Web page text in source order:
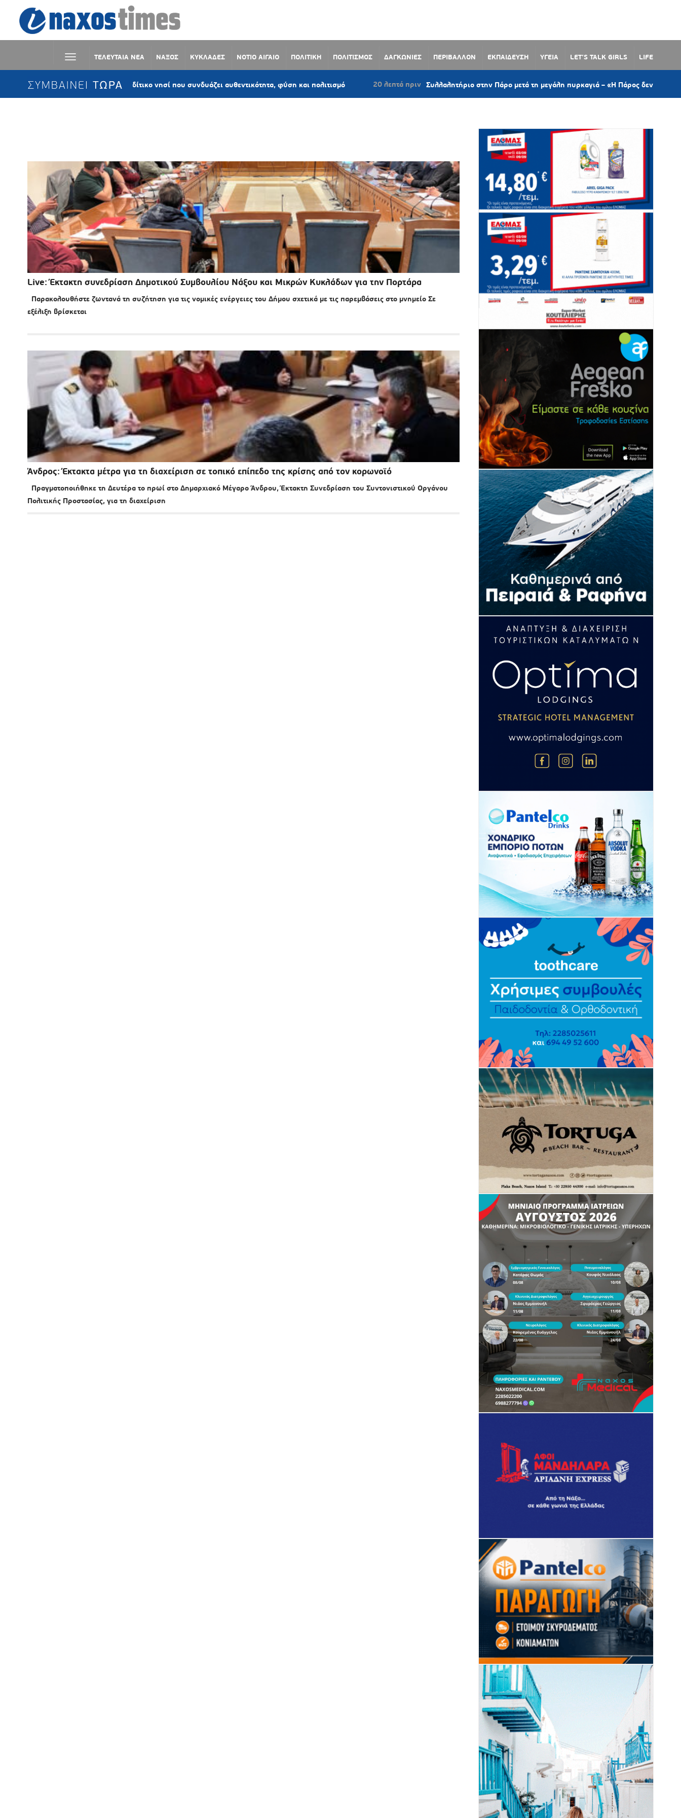
ΤΕΛΕΥΤΑΙΑ ΝΕΑ ΝΑΞΟΣ ΚΥΚΛΑΔΕΣ ΝΟΤΙΟ ΑΙΓΑΙΟ ΠΟΛΙΤΙΚΗ ΠΟΛΙΤΙΣΜΟΣ ΔΑΓΚΩΝΙΕΣ ΠΕΡΙΒΑΛΛΟΝ ΕΚΠΑΙΔΕΥΣΗ ΥΓΕΙΑ LET’S TALK GIRLS LIFE
ΣΥΜΒΑΙΝΕΙ ΤΩΡΑ
Άνδρος: Το κυκλαδίτικο νησί που συνδυάζει αυθεντικότητα, φύση και πολιτισμό 20 λεπτά πριν Συλλαλητήριο στην Πάρο μετά τη μεγάλη πυρκαγιά – «Η Πάρος δεν αντέχει άλλες
Live: Έκτακτη συνεδρίαση Δημοτικού Συμβουλίου Νάξου και Μικρών Κυκλάδων για την Πορτάρα
Παρακολουθήστε ζωντανά τη συζήτηση για τις νομικές ενέργειες του Δήμου σχετικά με τις παρεμβάσεις στο μνημείο Σε
εξέλιξη βρίσκεται
Άνδρος: Έκτακτα μέτρα για τη διαχείριση σε τοπικό επίπεδο της κρίσης από τον κορωνοϊό
Πραγματοποιήθηκε τη Δευτέρα το πρωί στο Δημαρχιακό Μέγαρο Άνδρου, Έκτακτη Συνεδρίαση του Συντονιστικού Οργάνου
Πολιτικής Προστασίας, για τη διαχείριση